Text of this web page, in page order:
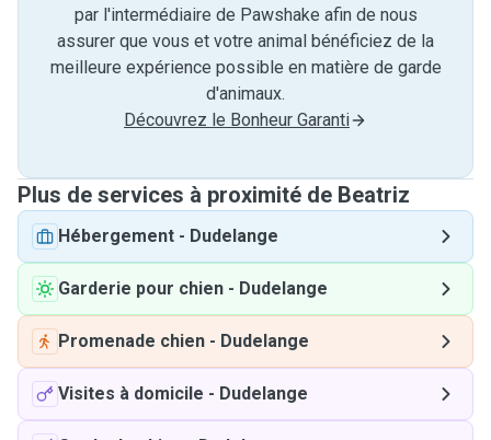
par l'intermédiaire de Pawshake afin de nous
assurer que vous et votre animal bénéficiez de la
meilleure expérience possible en matière de garde
d'animaux.
Découvrez le Bonheur Garanti
Plus de services à proximité de Beatriz
Hébergement - Dudelange
Garderie pour chien - Dudelange
Promenade chien - Dudelange
Visites à domicile - Dudelange